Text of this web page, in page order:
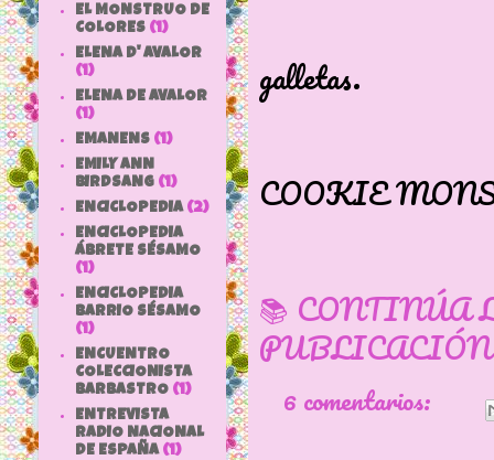
galletas.
COOKIE
📚 CONTINÚA
6 comentarios:
EL MONSTRUO DE
COLORES (1)
ELENA D' AVALOR
(1)
ELENA DE AVALOR
(1)
EMANENS (1)
EMILY ANN
BIRDSANG (1)
ENCICLOPEDIA (2)
ENCICLOPEDIA
ÁBRETE SÉSAMO
(1)
ENCICLOPEDIA
BARRIO SÉSAMO
(1)
ENCUENTRO
COLECCIONISTA
BARBASTRO (1)
ENTREVISTA
RADIO NACIONAL
DE ESPAÑA (1)